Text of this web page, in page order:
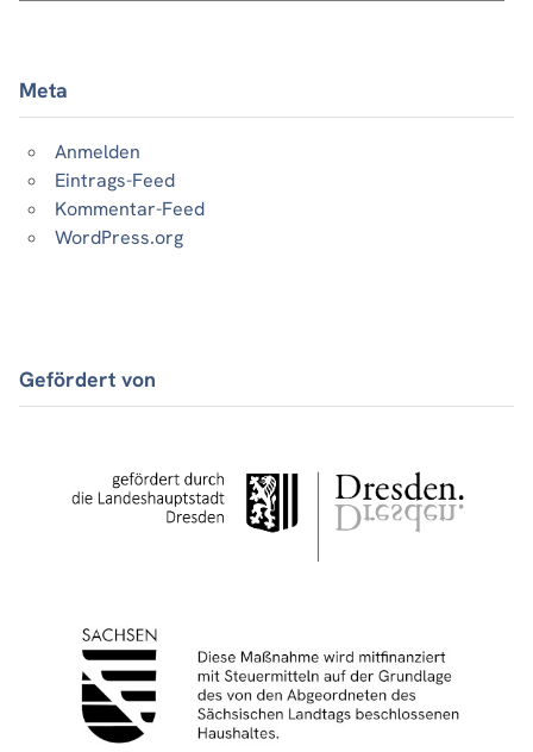
Meta
Anmelden
Eintrags-Feed
Kommentar-Feed
WordPress.org
Gefördert von